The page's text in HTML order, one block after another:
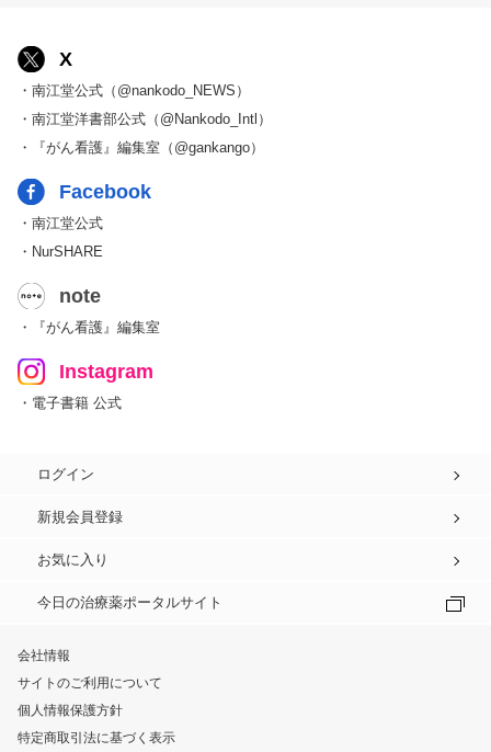
X
・南江堂公式（@nankodo_NEWS）
・南江堂洋書部公式（@Nankodo_Intl）
・『がん看護』編集室（@gankango）
Facebook
・南江堂公式
・NurSHARE
note
・『がん看護』編集室
Instagram
・電子書籍 公式
ログイン
新規会員登録
お気に入り
今日の治療薬ポータルサイト
会社情報
サイトのご利用について
個人情報保護方針
特定商取引法に基づく表示